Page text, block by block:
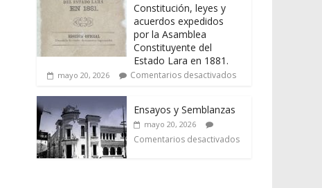
Constitución, leyes y
acuerdos expedidos
por la Asamblea
Constituyente del
Estado Lara en 1881.
mayo 20, 2026 Comentarios desactivados
Ensayos y Semblanzas
mayo 20, 2026
Comentarios desactivados